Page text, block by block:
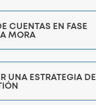
CUENTAS EN FASE
MORA
UNA ESTRATEGIA DE